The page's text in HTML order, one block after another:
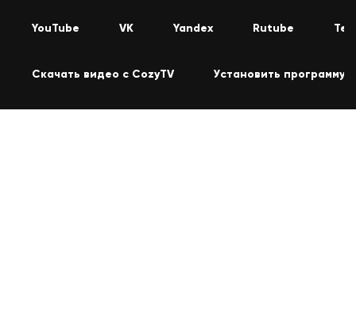
YouTube VK Yandex Rutube
Скачать видео с CozyTV Установить программу